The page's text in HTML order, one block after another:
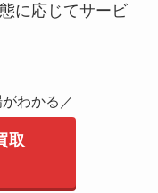
に応じてサービ
わかる／
取